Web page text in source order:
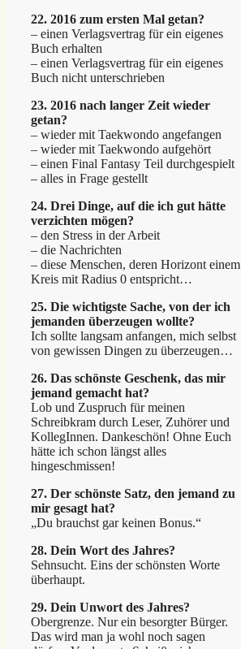
22. 2016 zum ersten Mal getan?
– einen Verlagsvertrag für ein eigenes
Buch erhalten
– einen Verlagsvertrag für ein eigenes
Buch nicht unterschrieben
23. 2016 nach langer Zeit wieder
getan?
– wieder mit Taekwondo angefangen
– wieder mit Taekwondo aufgehört
– einen Final Fantasy Teil durchgespielt
– alles in Frage gestellt
24. Drei Dinge, auf die ich gut hätte
verzichten mögen?
– den Stress in der Arbeit
– die Nachrichten
– diese Menschen, deren Horizont einem
Kreis mit Radius 0 entspricht…
25. Die wichtigste Sache, von der ich
jemanden überzeugen wollte?
Ich sollte langsam anfangen, mich selbst
von gewissen Dingen zu überzeugen…
26. Das schönste Geschenk, das mir
jemand gemacht hat?
Lob und Zuspruch für meinen
Schreibkram durch Leser, Zuhörer und
KollegInnen. Dankeschön! Ohne Euch
hätte ich schon längst alles
hingeschmissen!
27. Der schönste Satz, den jemand zu
mir gesagt hat?
„Du brauchst gar keinen Bonus.“
28. Dein Wort des Jahres?
Sehnsucht. Eins der schönsten Worte
überhaupt.
29. Dein Unwort des Jahres?
Obergrenze. Nur ein besorgter Bürger.
Das wird man ja wohl noch sagen